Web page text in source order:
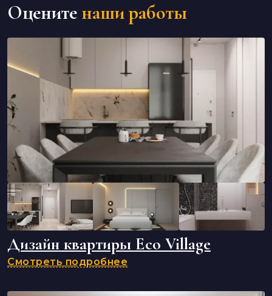
Оцените наши работы
Дизайн квартиры Eco Village
Смотреть подробнее